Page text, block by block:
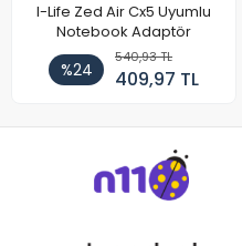
I-Life Zed Air Cx5 Uyumlu
Notebook Adaptör
%24
540,93 TL
409,97 TL